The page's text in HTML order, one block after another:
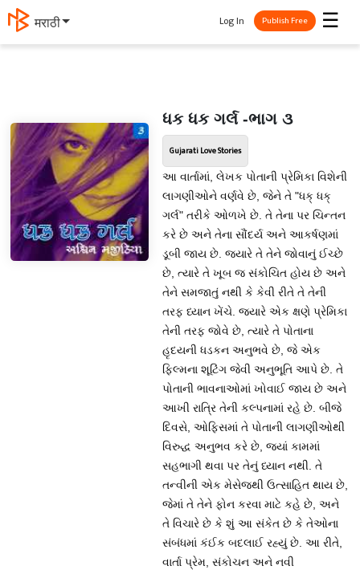
मराठी ☰
Log In Publish Free
ધક ધક ગર્લ -ભાગ ૩
Gujarati Love Stories
આ વાર્તામાં, લેખક પોતાની પ્રેમિકા વિશેની
લાગણીઓને વર્ણવે છે, જેને તે "ધક્ ધક્
ગર્લ" તરીકે ઓળખે છે. તે તેના પર ચિન્તન
કરે છે અને તેના સૌંદર્ય અને આકર્ષણમાં
ડૂબી જાય છે. જ્યારે તે તેને જોવાનું ઈચ્છે
છે, ત્યારે તે ખૂબ જ સંકોચિત હોય છે અને
તેને સમજાતું નથી કે કેવી રીતે તે તેની
તરફ ધ્યાન ખેંચે. જ્યારે એક ક્ષણે પ્રેમિકા
તેની તરફ જોવે છે, ત્યારે તે પોતાના
હૃદયની ધડકન અનુભવે છે, જે એક
ફિલ્મના શૂટિંગ જેવી અનુભૂતિ આપે છે. તે
પોતાની ભાવનાઓમાં ખોવાઈ જાય છે અને
આખી રાત્રિ તેની કલ્પનામાં રહે છે. બીજે
દિવસે, ઓફિસમાં તે પોતાની લાગણીઓથી
વિરુદ્ધ અનુભવ કરે છે, જ્યાં કામમાં
સહભાગી થવા પર તેનું ધ્યાન નથી. તે
તન્વીની એક મેસેજથી ઉત્સાહિત થાય છે,
જેમાં તે તેને ફોન કરવા માટે કહે છે, અને
તે વિચારે છે કે શું આ સંકેત છે કે તેઓના
સંબંધમાં કંઈક બદલાઈ રહ્યું છે. આ રીતે,
વાર્તા પ્રેમ, સંકોચન અને નવી